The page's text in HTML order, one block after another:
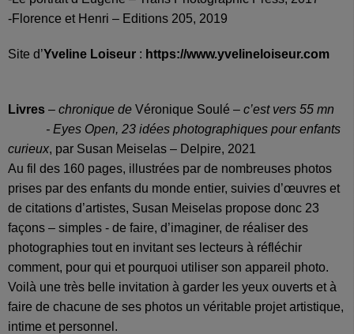
-Florence et Henri – Editions 205, 2019
Site d’Yveline Loiseur : https://www.yvelineloiseur.com
Livres – chronique de Véronique Soulé – c’est vers 55 mn
- Eyes Open, 23 idées photographiques pour enfants
curieux, par Susan Meiselas – Delpire, 2021
Au fil des 160 pages, illustrées par de nombreuses photos
prises par des enfants du monde entier, suivies d’œuvres et
de citations d’artistes, Susan Meiselas propose donc 23
façons – simples - de faire, d’imaginer, de réaliser des
photographies tout en invitant ses lecteurs à réfléchir
comment, pour qui et pourquoi utiliser son appareil photo.
Voilà une très belle invitation à garder les yeux ouverts et à
faire de chacune de ses photos un véritable projet artistique,
intime et personnel.